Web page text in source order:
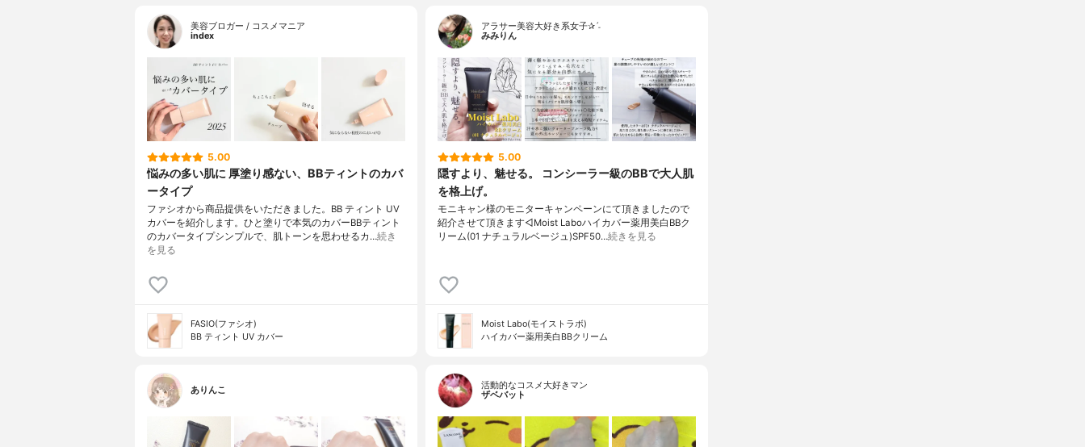
美容ブロガー / コスメマニア
index
5.00
悩みの多い肌に 厚塗り感ない、BBティントのカバ
ータイプ
ファシオから商品提供をいただきました。BB ティント UV
カバーを紹介します。ひと塗りで本気のカバーBBティント
のカバータイプシンプルで、肌トーンを思わせるカ…続き
を見る
FASIO(ファシオ)
BB ティント UV カバー
アラサー美容大好き系女子✰ˊ˗
みみりん
5.00
隠すより、魅せる。 コンシーラー級のBBで大人肌
を格上げ。
モニキャン様のモニターキャンペーンにて頂きましたので
紹介させて頂きます◁Moist Laboハイカバー薬用美白BBク
リーム(01 ナチュラルベージュ)SPF50…続きを見る
Moist Labo(モイストラボ)
ハイカバー薬用美白BBクリーム
ありんこ
活動的なコスメ大好きマン
ザベバット